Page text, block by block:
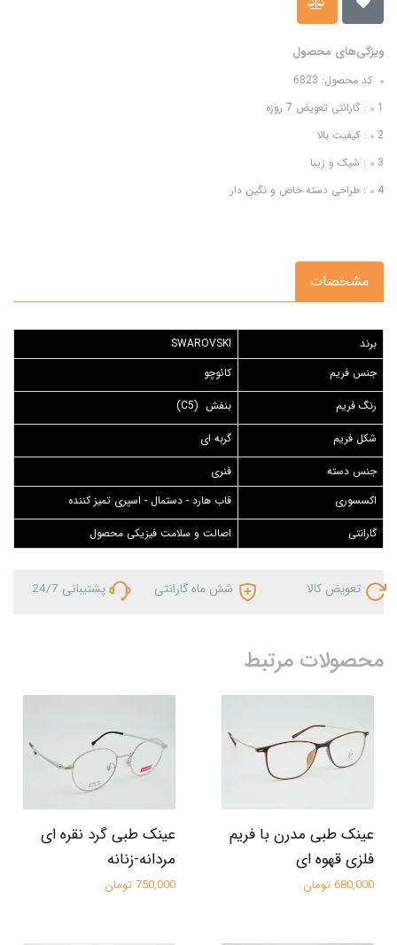
ویژگی‌های محصول
کد محصول: 6823
1: گارانتی تعویض 7 روزه
2: کیفیت بالا
3: شیک و زیبا
4: طراحی دسته خاص و نگین دار
مشخصات
برند
SWAROVSKI
جنس فریم
کائوچو
رنگ فریم
بنفش (C5)
شکل فریم
گربه ای
جنس دسته
فنری
اکسسوری
قاب هارد - دستمال - اسپری تمیز کننده
گارانتی
اصالت و سلامت فیزیکی محصول
تعویض کالا شش ماه گارانتی پشتیبانی 24/7
محصولات مرتبط
عینک طبی مدرن با فریم
فلزی قهوه‌ ای
680,000 تومان
عینک طبی گرد نقره ای
مردانه-زنانه
750,000 تومان